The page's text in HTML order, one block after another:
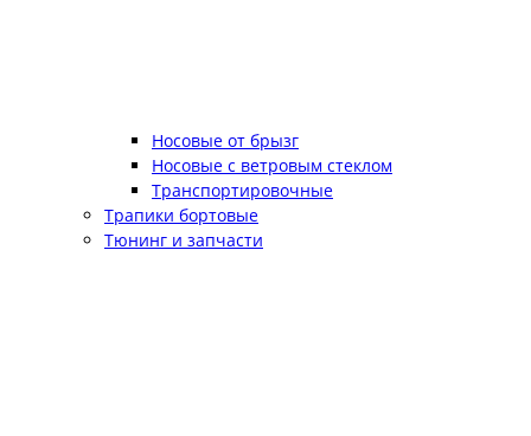
Носовые от брызг
Носовые с ветровым стеклом
Транспортировочные
Трапики бортовые
Тюнинг и запчасти